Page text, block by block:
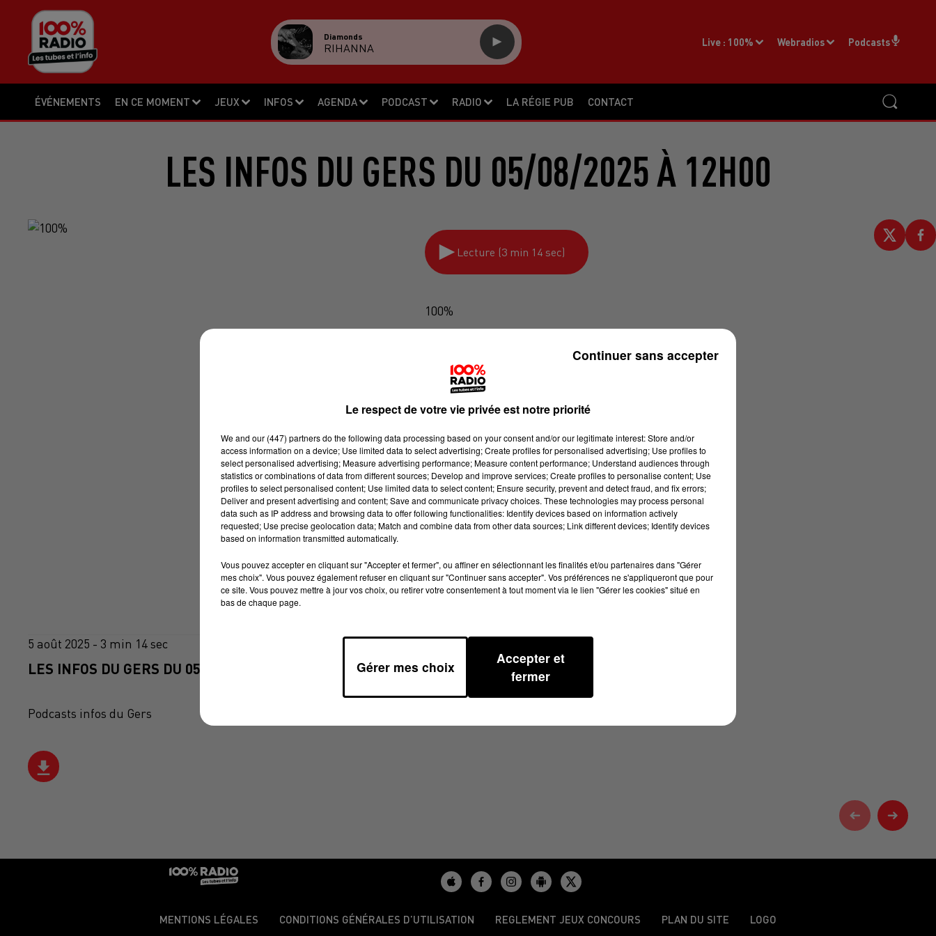
ÉVÉNEMENTS EN CE MOMENT JEUX INFOS AGENDA PODCAST RADIO LA RÉGIE PUB CONTACT
Live : 100% Webradios Podcasts
Diamonds
RIHANNA
LES INFOS DU GERS DU 05/08/2025 À 12H00
Lecture (3 min 14 sec)
100%
5 août 2025 - 3 min 14 sec
LES INFOS DU GERS DU 05/08/2025 À 12H00
Podcasts infos du Gers
MENTIONS LÉGALES CONDITIONS GÉNÉRALES D’UTILISATION REGLEMENT JEUX CONCOURS PLAN DU SITE LOGO
Le respect de votre vie privée est notre priorité
We and our (447) partnersdo the following data processing based on your consent and/or our legitimate interest: Store and/or
access information on a device; Use limited data to select advertising; Create profiles for personalised advertising; Use profiles to
select personalised advertising; Measure advertising performance; Measure content performance; Understand audiences through
statistics or combinations of data from different sources; Develop and improve services; Create profiles to personalise content; Use
profiles to select personalised content; Use limited data to select content; Ensure security, prevent and detect fraud, and fix errors;
Deliver and present advertising and content; Save and communicate privacy choices. These technologies may process personal
data such as IP address and browsing data to offer following functionalities: Identify devices based on information actively
requested; Use precise geolocation data; Match and combine data from other data sources; Link different devices; Identify devices
based on information transmitted automatically.
Vous pouvez accepter en cliquant sur "Accepter et fermer", ou affiner en sélectionnant les finalités et/ou partenaires dans "Gérer
mes choix". Vous pouvez également refuser en cliquant sur "Continuer sans accepter". Vos préférences ne s'appliqueront que pour
ce site. Vous pouvez mettre à jour vos choix, ou retirer votre consentement à tout moment via le lien "Gérer les cookies" situé en
bas de chaque page.
Gérer mes choix
Accepter et
fermer
Continuer sans accepter